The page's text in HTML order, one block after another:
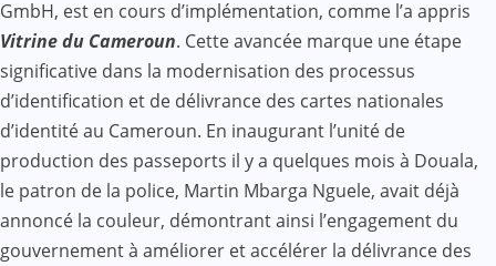
GmbH, est en cours d’implémentation, comme l’a appris
Vitrine du Cameroun. Cette avancée marque une étape
significative dans la modernisation des processus
d’identification et de délivrance des cartes nationales
d’identité au Cameroun. En inaugurant l’unité de
production des passeports il y a quelques mois à Douala,
le patron de la police, Martin Mbarga Nguele, avait déjà
annoncé la couleur, démontrant ainsi l’engagement du
gouvernement à améliorer et accélérer la délivrance des